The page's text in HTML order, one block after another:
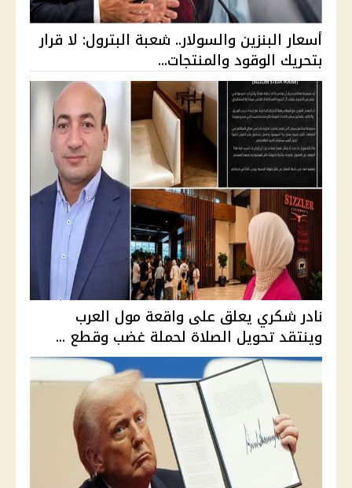
أسعار البنزين والسولار.. شعبة البترول: لا قرار
بتحريك الوقود والمنتجات...
نادر شكري يعلق على واقعة مول العرب
وينتقد تحويل الصلاة لحملة غضب وقطع ...